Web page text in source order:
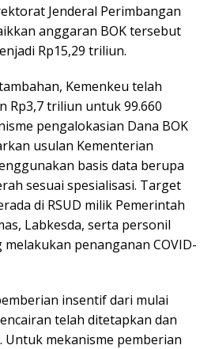
Jenderal Perimbangan
anggaran BOK tersebut
Rp15,29 triliun.
Kemenkeu telah
Rp3,7 triliun untuk 99.660
pengalokasian Dana BOK
usulan Kementerian
basis data berupa
sesuai spesialisasi. Target
di RSUD milik Pemerintah
Labkesda, serta personil
penanganan COVID-
insentif dari mulai
telah ditetapkan dan
mekanisme pemberian